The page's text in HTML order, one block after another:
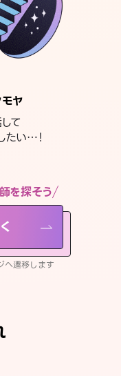
ヤ
て
たい…！
を探そう
へ遷移します